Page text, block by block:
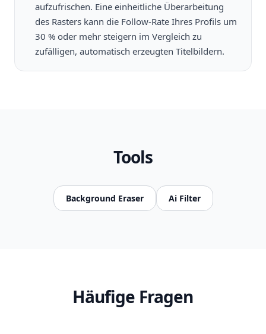
aufzufrischen. Eine einheitliche Überarbeitung
des Rasters kann die Follow-Rate Ihres Profils um
30 % oder mehr steigern im Vergleich zu
zufälligen, automatisch erzeugten Titelbildern.
Tools
Background Eraser Ai Filter
Häufige Fragen